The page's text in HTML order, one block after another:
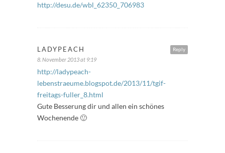
http://desu.de/wbl_62350_706983
Reply
LADYPEACH
8. November 2013 at 9:19
http://ladypeach-
lebenstraeume.blogspot.de/2013/11/tgif-
freitags-fuller_8.html
Gute Besserung dir und allen ein schönes
Wochenende 🙂